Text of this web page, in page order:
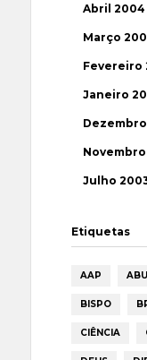
Abril 2004
Março
Fevereiro
Janeiro
Julho
Etiquetas
AAP
BISPO
CIÊNCIA